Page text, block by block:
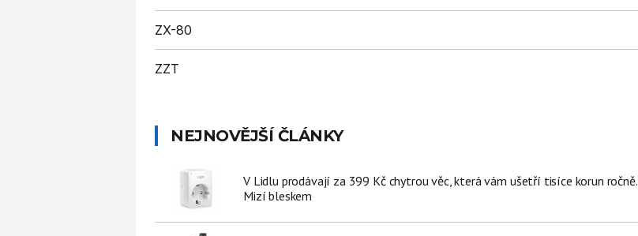
ZX-80
ZZT
NEJNOVĚJŠÍ ČLÁNKY
V Lidlu prodávají za 399 Kč chytrou věc, která vám ušetří tisíce korun ročně.
Mizí bleskem